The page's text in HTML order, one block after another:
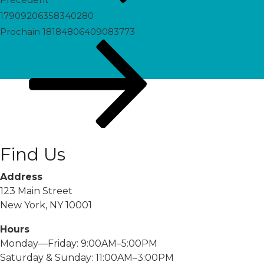
17909206358340280
Prochain
Prochain 18184806409083773
Find Us
Address
123 Main Street
New York, NY 10001
Hours
Monday—Friday: 9:00AM–5:00PM
Saturday & Sunday: 11:00AM–3:00PM